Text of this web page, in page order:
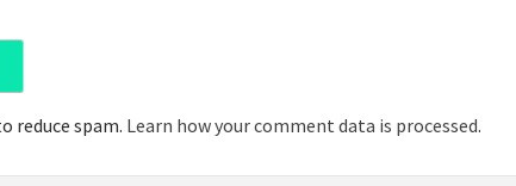
reduce spam. Learn how your comment data is processed.